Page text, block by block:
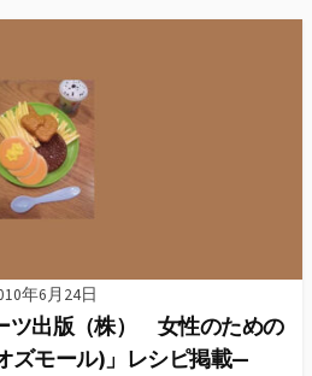
年6月24日
ツ出版（株） 女性のための
ズモール)」レシピ掲載—